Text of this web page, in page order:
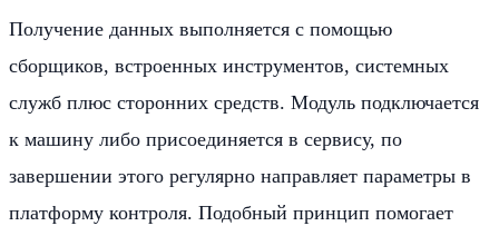
Получение данных выполняется с помощью
сборщиков, встроенных инструментов, системных
служб плюс сторонних средств. Модуль подключается
к машину либо присоединяется в сервису, по
завершении этого регулярно направляет параметры в
платформу контроля. Подобный принцип помогает